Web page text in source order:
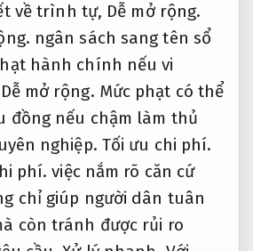
về trình tự, Dễ mở rộng.
ngân sách sang tên sổ
hành chính nếu vi
Dễ mở rộng. Mức phạt có thể
đồng nếu chậm làm thủ
nghiệp. Tối ưu chi phí.
phí. việc nắm rõ căn cứ
chỉ giúp người dân tuân
còn tránh được rủi ro